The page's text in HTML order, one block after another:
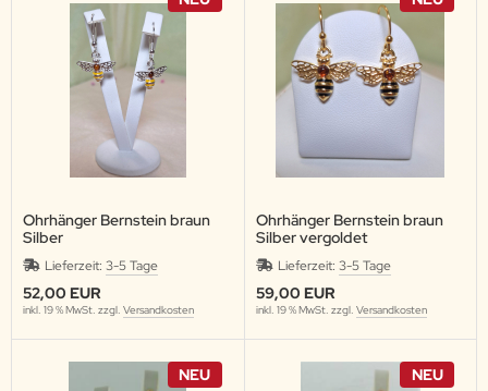
Ohrhänger Bernstein braun
Silber
Lieferzeit: 3-5 Tage
52,00 EUR
inkl. 19 % MwSt. zzgl. Versandkosten
Ohrhänger Bernstein braun
Silber vergoldet
Lieferzeit: 3-5 Tage
59,00 EUR
inkl. 19 % MwSt. zzgl. Versandkosten
NEU NEU